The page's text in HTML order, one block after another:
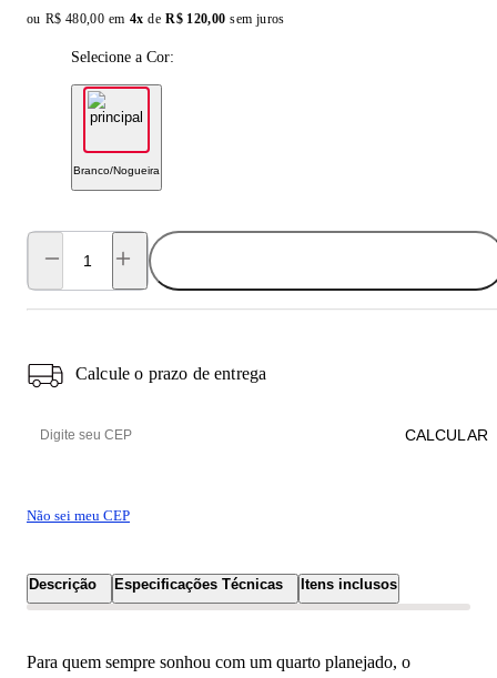
ou Original price:
R$ 480,00 em 4x de Installment price:
R$ 120,00 sem juros
Selecione a Cor:
Branco/Nogueira
Calcule o prazo de entrega
Não sei meu CEP
CALCULAR
Descrição Especificações Técnicas Itens inclusos
Para quem sempre sonhou com um quarto planejado, o